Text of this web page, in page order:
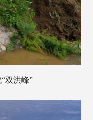
双洪峰”